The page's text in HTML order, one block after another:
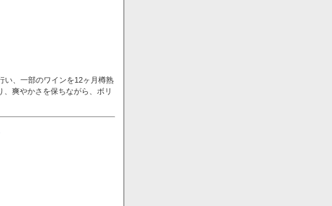
い、一部のワインを12ヶ月樽熟
爽やかさを保ちながら、ボリ